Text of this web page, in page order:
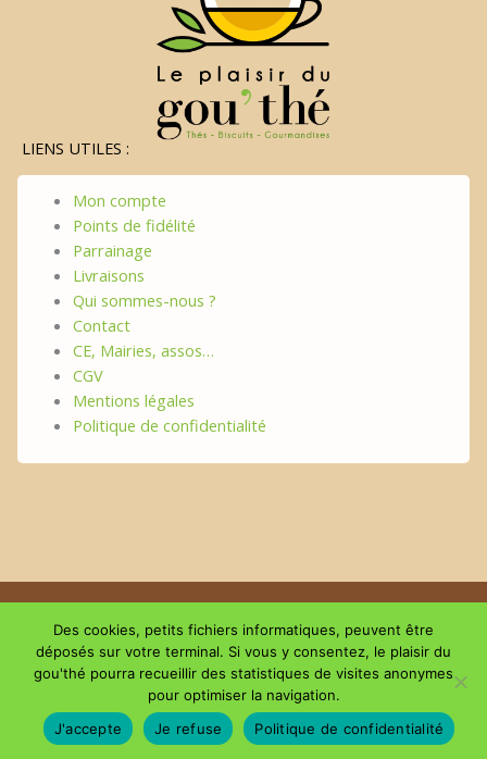
LIENS UTILES :
Mon compte
Points de fidélité
Parrainage
Livraisons
Qui sommes-nous ?
Contact
CE, Mairies, assos…
CGV
Mentions légales
Politique de confidentialité
Copyright © 2026 | Le plaisir du GouThé
Suivez-nous sur les réseaux
Des cookies, petits fichiers informatiques, peuvent être
déposés sur votre terminal. Si vous y consentez, le plaisir du
gou'thé pourra recueillir des statistiques de visites anonymes
pour optimiser la navigation.
J'accepte
Je refuse Politique de confidentialité